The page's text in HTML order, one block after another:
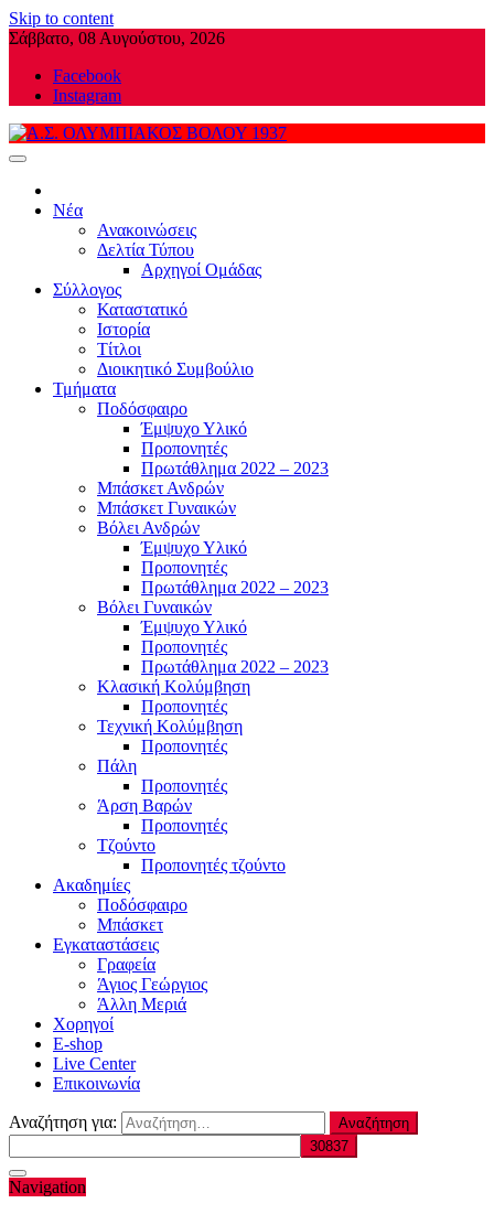
Skip to content
Σάββατο, 08 Αυγούστου, 2026
Facebook
Instagram
Νέα
Ανακοινώσεις
Δελτία Τύπου
Αρχηγοί Ομάδας
Σύλλογος
Καταστατικό
Ιστορία
Τίτλοι
Διοικητικό Συμβούλιο
Τμήματα
Ποδόσφαιρο
Έμψυχο Υλικό
Προπονητές
Πρωτάθλημα 2022 – 2023
Μπάσκετ Ανδρών
Μπάσκετ Γυναικών
Βόλει Ανδρών
Έμψυχο Υλικό
Προπονητές
Πρωτάθλημα 2022 – 2023
Βόλει Γυναικών
Έμψυχο Υλικό
Προπονητές
Πρωτάθλημα 2022 – 2023
Κλασική Κολύμβηση
Προπονητές
Τεχνική Κολύμβηση
Προπονητές
Πάλη
Προπονητές
Άρση Βαρών
Προπονητές
Τζούντο
Προπονητές τζούντο
Ακαδημίες
Ποδόσφαιρο
Μπάσκετ
Εγκαταστάσεις
Γραφεία
Άγιος Γεώργιος
Άλλη Μεριά
Χορηγοί
E-shop
Live Center
Επικοινωνία
Αναζήτηση για:
Navigation